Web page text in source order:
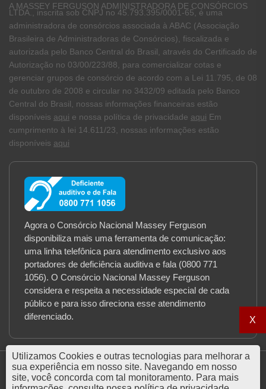
A MASSEY FERGUSON ADMINISTRADORA DE CONSÓRCIOS
LTDA., inscrita sob CNPJ no 45.793.395/0001-65, é uma
administradora de consórcios associada à ABAC (Associação
Brasileira de Administradoras de Consórcios), fiscalizada e
autorizada pelo Banco Central do Brasil, através do Certificado de
Autorização no 03/00/223/88, para comercializar cotas e
gerenciar grupos de consórcio de acordo com a Lei 11.795, de 08
de outubro de 2008 e circular no 3432/09 editada pelo Banco
Central do Brasil, nossas informações financeiras estão
disponíveis aqui e nossa política de privacidade aqui Em
cumprimento à lei 14.611/23, nossas informações estão
disponíveis aqui
Agora o Consórcio Nacional Massey Ferguson
disponibiliza mais uma ferramenta de comunicação:
uma linha telefônica para atendimento exclusivo aos
portadores de deficiência auditiva e fala (0800 771
1056). O Consórcio Nacional Massey Ferguson
considera e respeita a necessidade especial de cada
público e para isso direciona esse atendimento
diferenciado.
Utilizamos Cookies e outras tecnologias para melhorar a
sua experiência em nosso site. Navegando em nosso
site, você concorda com tal monitoramento. Para mais
X